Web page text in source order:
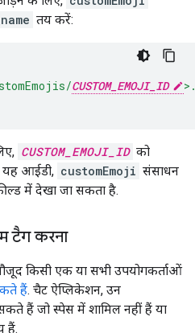
तय करें:
CUSTOM_EMOJI_ID
CUSTOM_EMOJI_ID को
आईडी, customEmoji संसाधन
में देखा जा सकता है.
टैग करना
किसी एक या सभी उपयोगकर्ताओं
हैं. चैट ऐप्लिकेशन, उन
हैं जो स्पेस में शामिल नहीं हैं या
हैं.